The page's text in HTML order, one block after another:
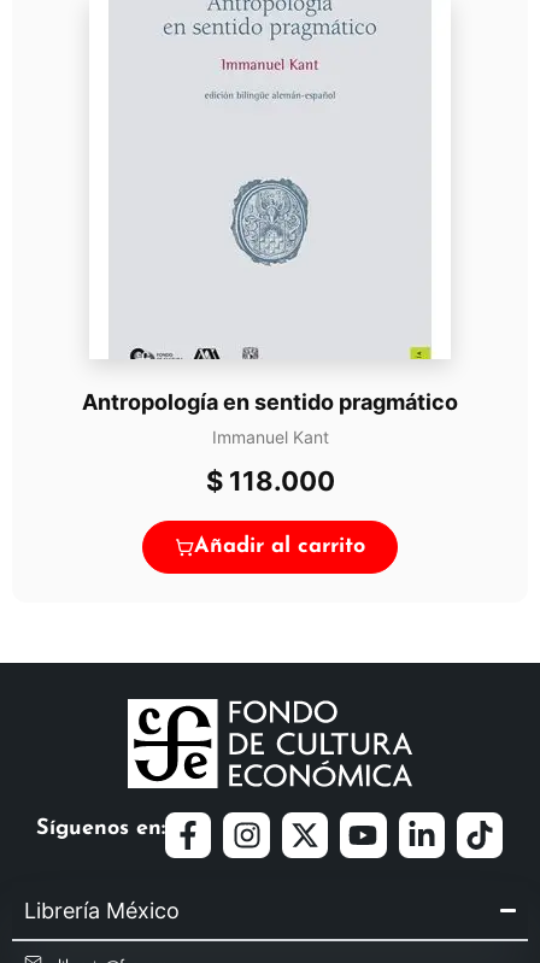
Antropología en sentido pragmático
Immanuel Kant
$118.000
Añadir al carrito
Síguenos en:
Librería México